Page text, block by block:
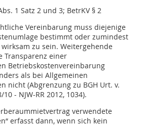
1 Satz 2 und 3; BetrKV § 2
Vereinbarung muss diejenige
bestimmt oder zumindest
zu sein. Weitergehende
Transparenz einer
Betriebskostenvereinbarung
als bei Allgemeinen
nicht (Abgrenzung zu BGH Urt. v.
- NJW-RR 2012, 1034).
verwendete
erfasst dann, wenn sich kein